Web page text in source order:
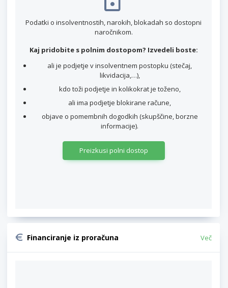
Podatki o insolventnostih, narokih, blokadah so dostopni
naročnikom.
Kaj pridobite s polnim dostopom? Izvedeli boste:
ali je podjetje v insolventnem postopku (stečaj,
likvidacija,…),
kdo toži podjetje in kolikokrat je toženo,
ali ima podjetje blokirane račune,
objave o pomembnih dogodkih (skupščine, borzne
informacije).
Preizkusi polni dostop
Financiranje iz proračuna Več